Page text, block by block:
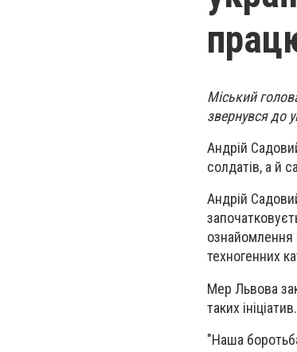
Міський
звернувся до
Андрій
солдатів, а й
Андрій
ознайомлення
техногенних
Мер Львова
таких
"Наша